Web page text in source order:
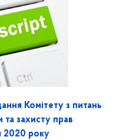
Комітету з питань
та захисту прав
2020 року